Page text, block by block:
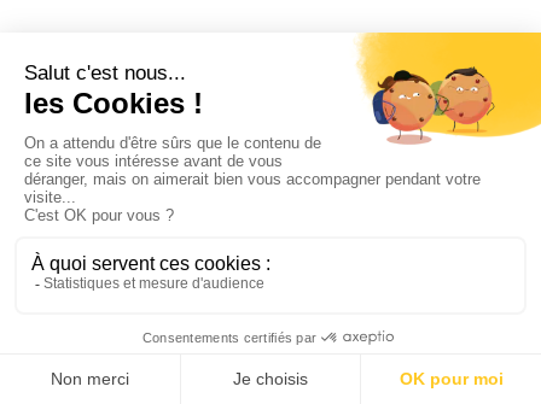
FAJ Fièrement propulsé par